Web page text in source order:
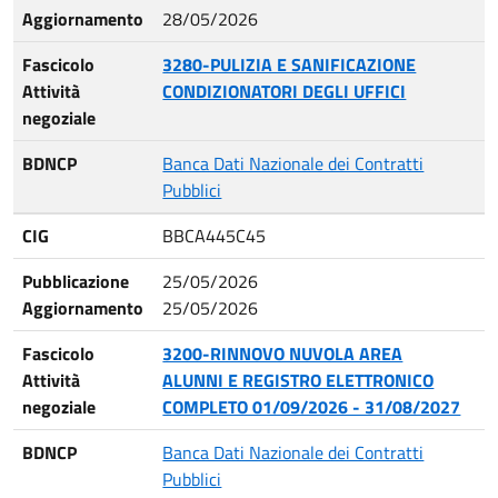
Aggiornamento
28/05/2026
Fascicolo
Attività
negoziale
3280-PULIZIA E SANIFICAZIONE
CONDIZIONATORI DEGLI UFFICI
BDNCP
Banca Dati Nazionale dei Contratti
Pubblici
CIG
BBCA445C45
Pubblicazione
Aggiornamento
25/05/2026
25/05/2026
Fascicolo
Attività
negoziale
3200-RINNOVO NUVOLA AREA
ALUNNI E REGISTRO ELETTRONICO
COMPLETO 01/09/2026 - 31/08/2027
BDNCP
Banca Dati Nazionale dei Contratti
Pubblici